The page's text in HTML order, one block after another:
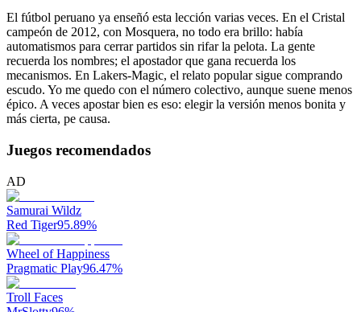
El fútbol peruano ya enseñó esta lección varias veces. En el Cristal
campeón de 2012, con Mosquera, no todo era brillo: había
automatismos para cerrar partidos sin rifar la pelota. La gente
recuerda los nombres; el apostador que gana recuerda los
mecanismos. En Lakers-Magic, el relato popular sigue comprando
escudo. Yo me quedo con el número colectivo, aunque suene menos
épico. A veces apostar bien es eso: elegir la versión menos bonita y
más cierta, pe causa.
Juegos recomendados
AD
Samurai Wildz
Red Tiger95.89%
Wheel of Happiness
Pragmatic Play96.47%
Troll Faces